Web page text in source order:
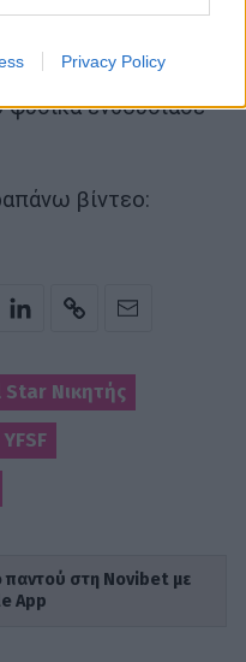
Privacy Policy
τραγούδησε το
ενθουσίασε
βίντεο:
Star Νικητής
YFSF
παντού στη Novibet με
App